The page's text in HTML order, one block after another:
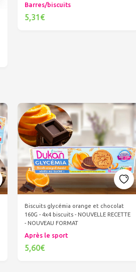
Barres/biscuits
5,31€
Biscuits glycémia orange et chocolat
160G - 4x4 biscuits - NOUVELLE RECETTE
- NOUVEAU FORMAT
Après le sport
5,60€